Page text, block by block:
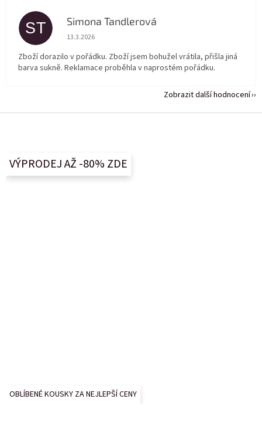
ST Simona Tandlerová
Hodnocení obchodu je 5 z 5 hvězdiček.
13.3.2026
Zboží dorazilo v pořádku. Zboží jsem bohužel vrátila, přišla jiná
barva sukně. Reklamace proběhla v naprostém pořádku.
Zobrazit další hodnocení
VÝPRODEJ AŽ -80% ZDE
OBLÍBENÉ KOUSKY ZA NEJLEPŠÍ CENY